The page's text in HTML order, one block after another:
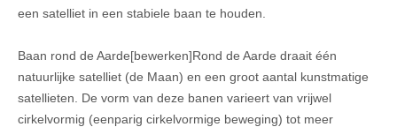
een satelliet in een stabiele baan te houden.
Baan rond de Aarde[bewerken]Rond de Aarde draait één
natuurlijke satelliet (de Maan) en een groot aantal kunstmatige
satellieten. De vorm van deze banen varieert van vrijwel
cirkelvormig (eenparig cirkelvormige beweging) tot meer